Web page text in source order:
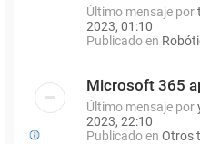
Último mensaje por
2023, 01:10
Publicado en
Microsoft 365
Último mensaje por
2023, 22:10
Publicado en Otros